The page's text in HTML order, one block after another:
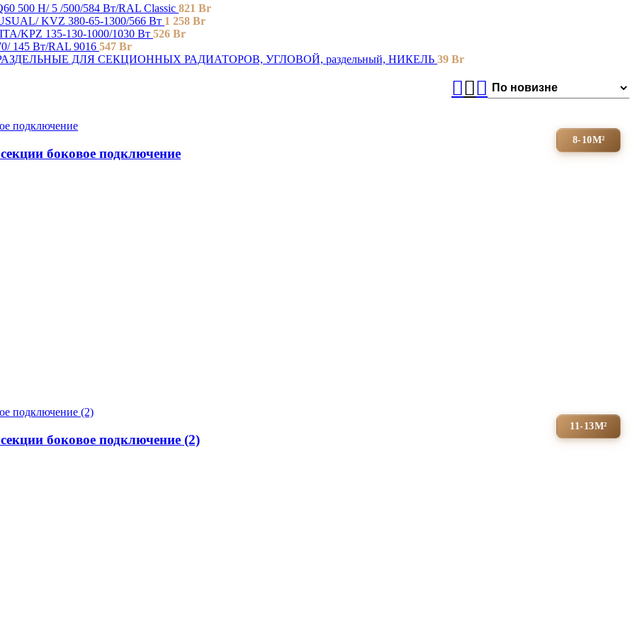
500 H/ 5 /500/584 Вт/RAL Classic 821 Br
KVZ 380-65-1300/566 Вт 1 258 Br
KPZ 135-130-1000/1030 Вт 526 Br
145 Bт/RAL 9016 547 Br
ДЛЯ СЕКЦИОННЫХ РАДИАТОРОВ, УГЛОВОЙ, раздельный, НИКЕЛЬ 39 Br
8-10М²
боковое подключение
11-13М²
боковое подключение (2)